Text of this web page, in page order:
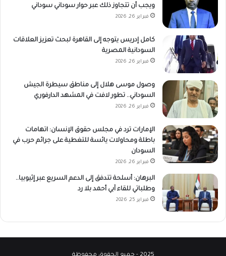
ويجب أن تتجاوز ذلك عبر حوار سوداني سوداني
فبراير 26, 2026
كامل إدريس يتوجه إلى القاهرة لبحث تعزيز العلاقات
السودانية المصرية
فبراير 26, 2026
وصول موسى هلال إلى مناطق سيطرة الجيش
السوداني.. تطور لافت في المشهد الدارفوري
فبراير 26, 2026
الإمارات ترد في مجلس حقوق الإنسان: اتهامات
باطلة ومحاولات يائسة للتغطية على جرائم حرب في
السودان
فبراير 26, 2026
البرهان: أسلحة تتدفق إلى الدعم السريع عبر إثيوبيا..
وطلباتي للقاء آبي أحمد بلا رد
فبراير 25, 2026